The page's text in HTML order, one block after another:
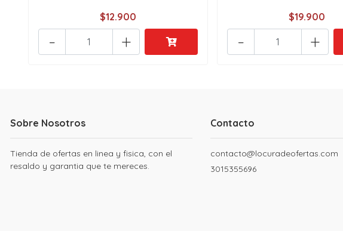
$12.900
+
-
$19.900
+
-
Sobre Nosotros
Tienda de ofertas en linea y fisica, con el
resaldo y garantia que te mereces.
Contacto
contacto@locuradeofertas.com
3015355696